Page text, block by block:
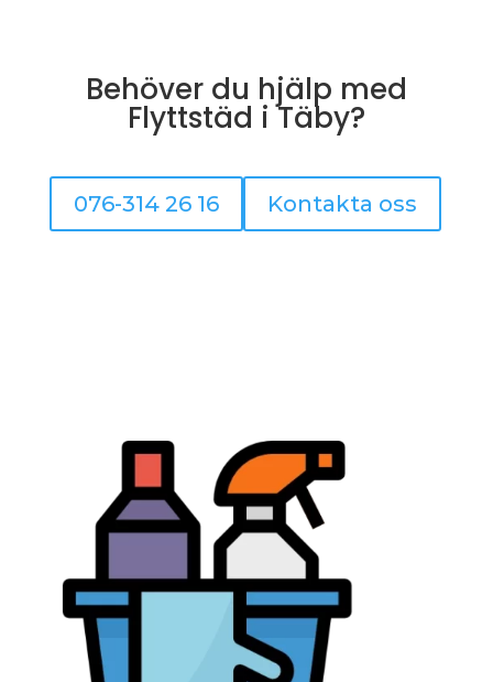
Behöver du hjälp med
Flyttstäd i Täby?
076-314 26 16 Kontakta oss